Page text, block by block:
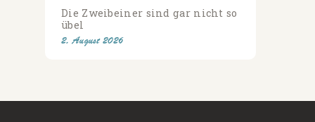
Die Zweibeiner sind gar nicht so
übel
2. August 2026